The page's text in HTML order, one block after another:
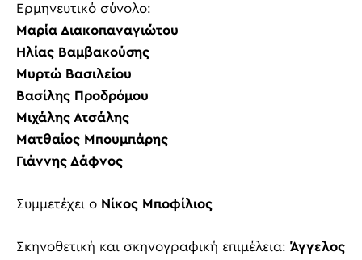
Ερμηνευτικό σύνολο:
Μαρία Διακοπαναγιώτου
Ηλίας Βαμβακούσης
Μυρτώ Βασιλείου
Βασίλης Προδρόμου
Μιχάλης Ατσάλης
Ματθαίος Μπουμπάρης
Γιάννης Δάφνος
Συμμετέχει ο Νίκος Μποφίλιος
Σκηνοθετική και σκηνογραφική επιμέλεια: Άγγελος